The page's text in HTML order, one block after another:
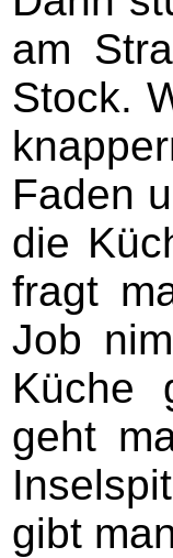
am
Stock.
Faden
die
fragt
Job
Küche
geht
gibt